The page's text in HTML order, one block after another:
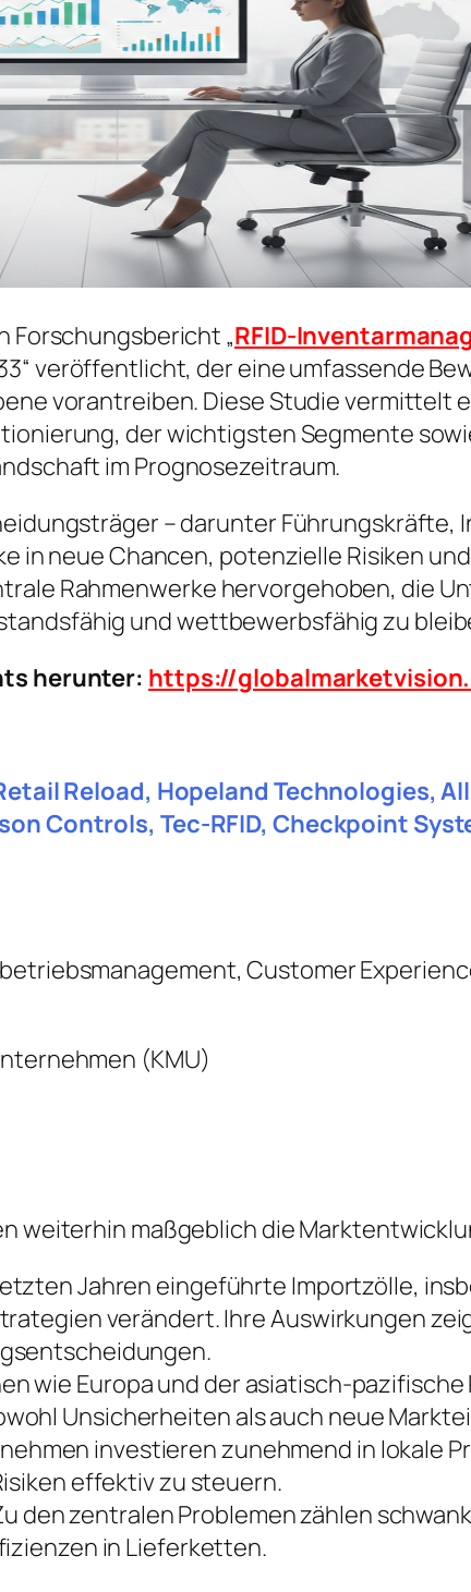
Forschungsbericht „RFID-
veröffentlicht, der eine umfassende
vorantreiben. Diese Studie vermittelt
der wichtigsten Segmente
im Prognosezeitraum.
– darunter Führungskräfte,
in neue Chancen, potenzielle Risiken
Rahmenwerke hervorgehoben, die
und wettbewerbsfähig zu
herunter: https://
Reload, Hopeland Technologies,
Controls, Tec-RFID, Checkpoint
Customer
(KMU)
weiterhin maßgeblich die
Jahren eingeführte Importzölle,
verändert. Ihre Auswirkungen
wie Europa und der asiatisch-
Unsicherheiten als auch neue
investieren zunehmend in lokale
effektiv zu steuern.
den zentralen Problemen zählen
in Lieferketten.